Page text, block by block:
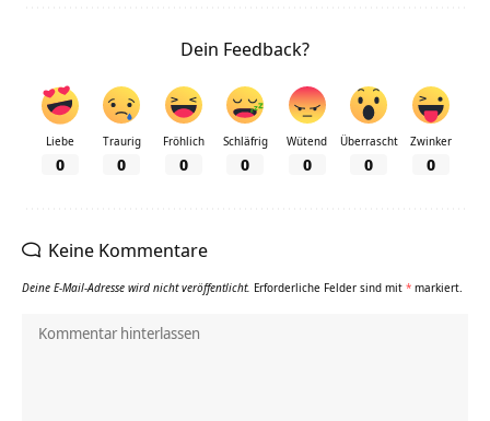
Dein Feedback?
Liebe
0
Traurig
0
Fröhlich
0
Schläfrig
0
Wütend
0
Überrascht
0
Zwinker
0
Keine Kommentare
Deine E-Mail-Adresse wird nicht veröffentlicht. Erforderliche Felder sind mit * markiert.